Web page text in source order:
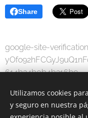
Share
google-site-
614b34b0b4b316b9
Utilizamos cookies
y seguro en nuestra